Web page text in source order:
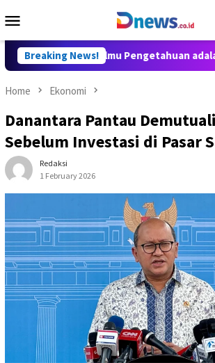
to
Menu
Breaking News!
Akses Ilmu Pengetahuan adalah Hak
Home Ekonomi
Danantara Pantau
Sebelum Investasi di Pasar
Redaksi
1 February 2026